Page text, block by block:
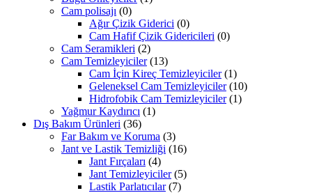
Cam polisajı (0)
Ağır Çizik Giderici (0)
Cam Hafif Çizik Gidericileri (0)
Cam Seramikleri (2)
Cam Temizleyiciler (13)
Cam İçin Kireç Temizleyiciler (1)
Geleneksel Cam Temizleyiciler (10)
Hidrofobik Cam Temizleyiciler (1)
Yağmur Kaydırıcı (1)
Dış Bakım Ürünleri (36)
Far Bakım ve Koruma (3)
Jant ve Lastik Temizliği (16)
Jant Fırçaları (4)
Jant Temizleyiciler (5)
Lastik Parlatıcılar (7)